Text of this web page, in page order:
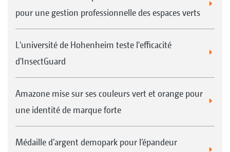
pour une gestion professionnelle des espaces verts
L'université de Hohenheim teste l'efficacité
d'InsectGuard
Amazone mise sur ses couleurs vert et orange pour
une identité de marque forte
Médaille d’argent demopark pour l’épandeur